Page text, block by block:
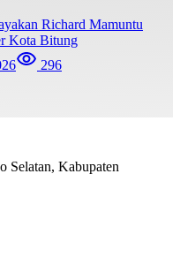
Richard Mamuntu
Kota Bitung
296
Selatan, Kabupaten